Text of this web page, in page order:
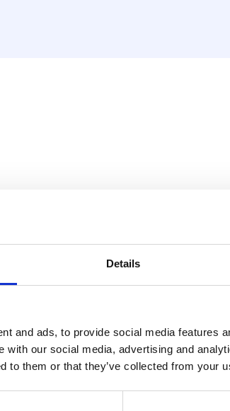
Details
and ads, to provide social media features
with our social media, advertising and
to them or that they’ve collected from your
pre každú
32, 40, 50, 63, 75
20 a 26mm; profil